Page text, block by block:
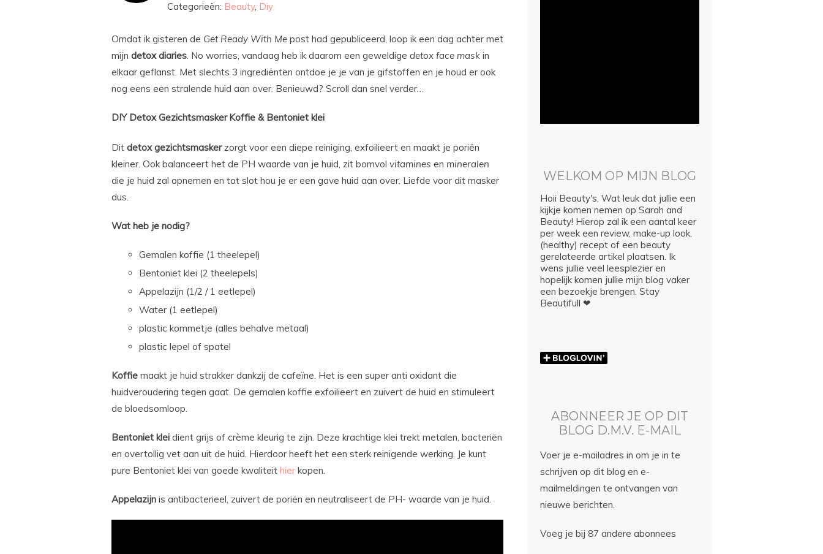
Categorieën: Beauty, Diy
Omdat ik gisteren de Get Ready With Me post had gepubliceerd, loop ik een dag achter met
mijn detox diaries. No worries, vandaag heb ik daarom een geweldige detox face mask in
elkaar geflanst. Met slechts 3 ingrediënten ontdoe je je van je gifstoffen en je houd er ook
nog eens een stralende huid aan over. Benieuwd? Scroll dan snel verder…
DIY Detox Gezichtsmasker Koffie & Bentoniet klei
Dit detox gezichtsmaskerzorgt voor een diepe reiniging, exfoilieert en maakt je poriën
kleiner. Ook balanceert het de PH waarde van je huid, zit bomvol vitamines en mineralen
die je huid zal opnemen en tot slot hou je er een gave huid aan over. Liefde voor dit masker
dus.
Wat heb je nodig?
Gemalen koffie (1 theelepel)
Bentoniet klei (2 theelepels)
Appelazijn (1/2 / 1 eetlepel)
Water (1 eetlepel)
plastic kommetje (alles behalve metaal)
plastic lepel of spatel
Koffie maakt je huid strakker dankzij de cafeïne. Het is een super anti oxidant die
huidveroudering tegen gaat. De gemalen koffie exfoilieert en zuivert de huid en stimuleert
de bloedsomloop.
Bentoniet klei dient grijs of crème kleurig te zijn. Deze krachtige klei trekt metalen, bacteriën
en overtollig vet aan uit de huid. Hierdoor heeft het een sterk reinigende werking. Je kunt
pure Bentoniet klei van goede kwaliteit hier kopen.
Appelazijn is antibacterieel, zuivert de poriën en neutraliseert de PH- waarde van je huid.
WELKOM OP MIJN BLOG
Hoii Beauty's, Wat leuk dat jullie een
kijkje komen nemen op Sarah and
Beauty! Hierop zal ik een aantal keer
per week een review, make-up look,
(healthy) recept of een beauty
gerelateerde artikel plaatsen. Ik
wens jullie veel leesplezier en
hopelijk komen jullie mijn blog vaker
een bezoekje brengen. Stay
Beautifull ❤
ABONNEER JE OP DIT
BLOG D.M.V. E-MAIL
Voer je e-mailadres in om je in te
schrijven op dit blog en e-
mailmeldingen te ontvangen van
nieuwe berichten.
Voeg je bij 87 andere abonnees